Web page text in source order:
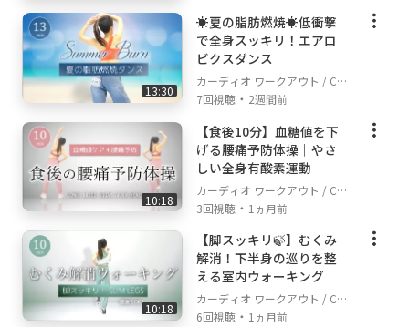
13:30
☀️夏の脂肪燃焼☀️低衝撃
で全身スッキリ！エアロ
ビクスダンス
カーディオ ワークアウト / Car
dio Workout
7回視聴 ・ 2週間前
10:18
【食後10分】血糖値を下
げる腰痛予防体操｜やさ
しい全身有酸素運動
カーディオ ワークアウト / Car
dio Workout
3回視聴 ・ 1ヵ月前
10:18
【脚スッキリ🍃】むくみ
解消！下半身の巡りを整
える室内ウォーキング
カーディオ ワークアウト / Car
dio Workout
6回視聴 ・ 1ヵ月前